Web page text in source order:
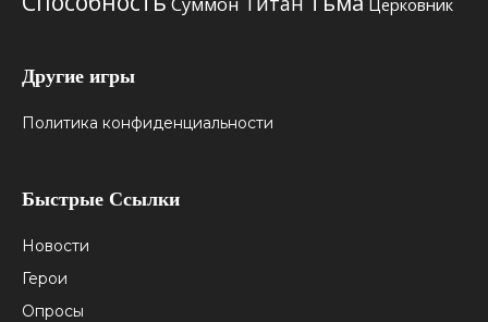
Другие игры
Политика конфиденциальности
Быстрые Ссылки
Новости
Герои
Опросы